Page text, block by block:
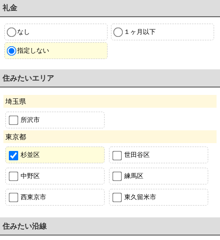
礼金
なし １ヶ月以下
指定しない
住みたいエリア
埼玉県
所沢市
東京都
杉並区 世田谷区
中野区 練馬区
西東京市 東久留米市
住みたい沿線